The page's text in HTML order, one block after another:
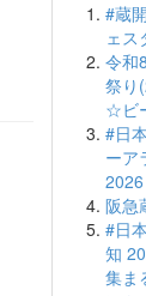
#蔵
ェス
令和
祭り
☆ビ
#日
ーア
2026
阪急
#日
知
集ま